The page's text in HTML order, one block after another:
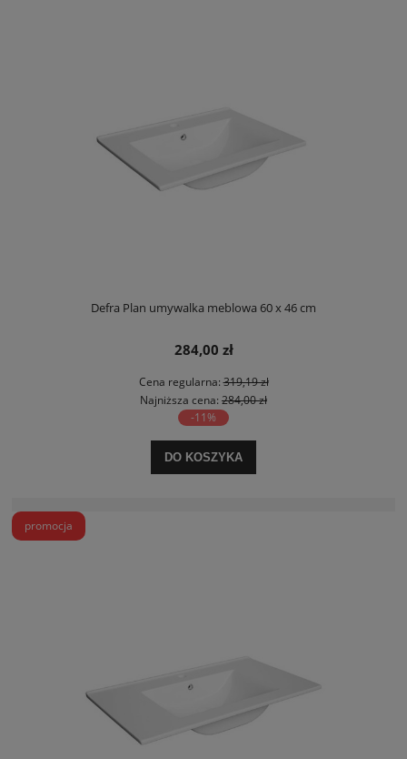
Defra Plan umywalka meblowa 60 x 46 cm
284,00 zł
Cena regularna:319,19 zł
Najniższa cena: 284,00 zł
-11%
DO KOSZYKA
promocja